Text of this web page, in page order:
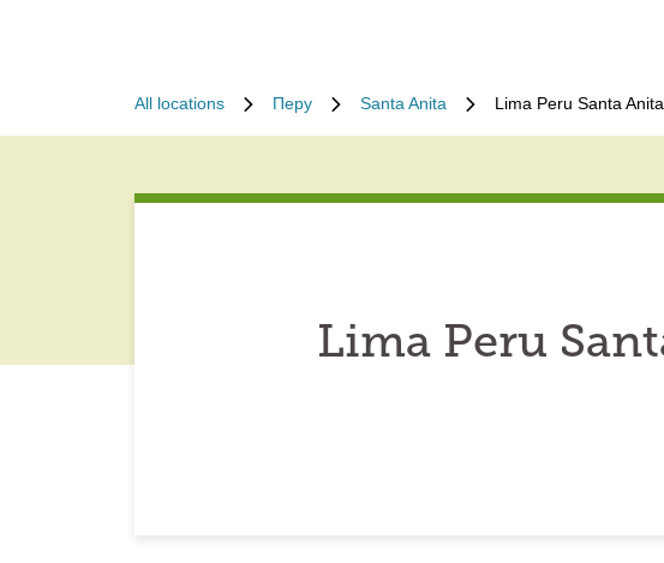
All locations Перу Santa Anita Lima Peru Santa
Lima Peru